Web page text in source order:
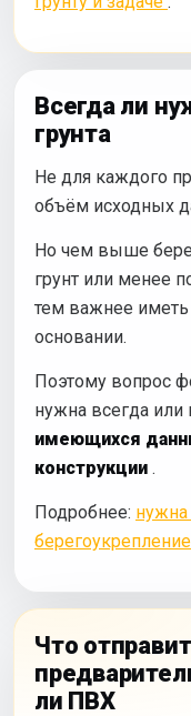
Всегда ли
грунта
Не для каждого
объём исходных
Но чем выше
грунт или менее
тем важнее
основании.
Поэтому вопрос
нужна всегда или
имеющихся
конструкции .
Подробнее: нужна
Что
ли ПВХ